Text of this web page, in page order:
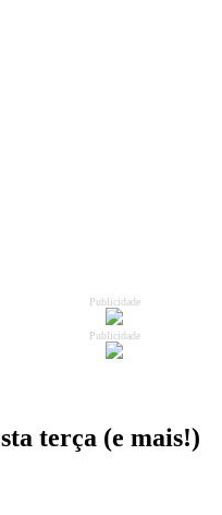
Publicidade
Publicidade
terça (e mais!)